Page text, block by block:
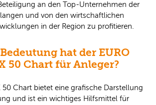
an den Top-Unternehmen der
und von den wirtschaftlichen
in der Region zu profitieren.
hat der EURO
50 Chart für Anleger?
50 Chart bietet eine grafische Darstellung
und ist ein wichtiges Hilfsmittel für